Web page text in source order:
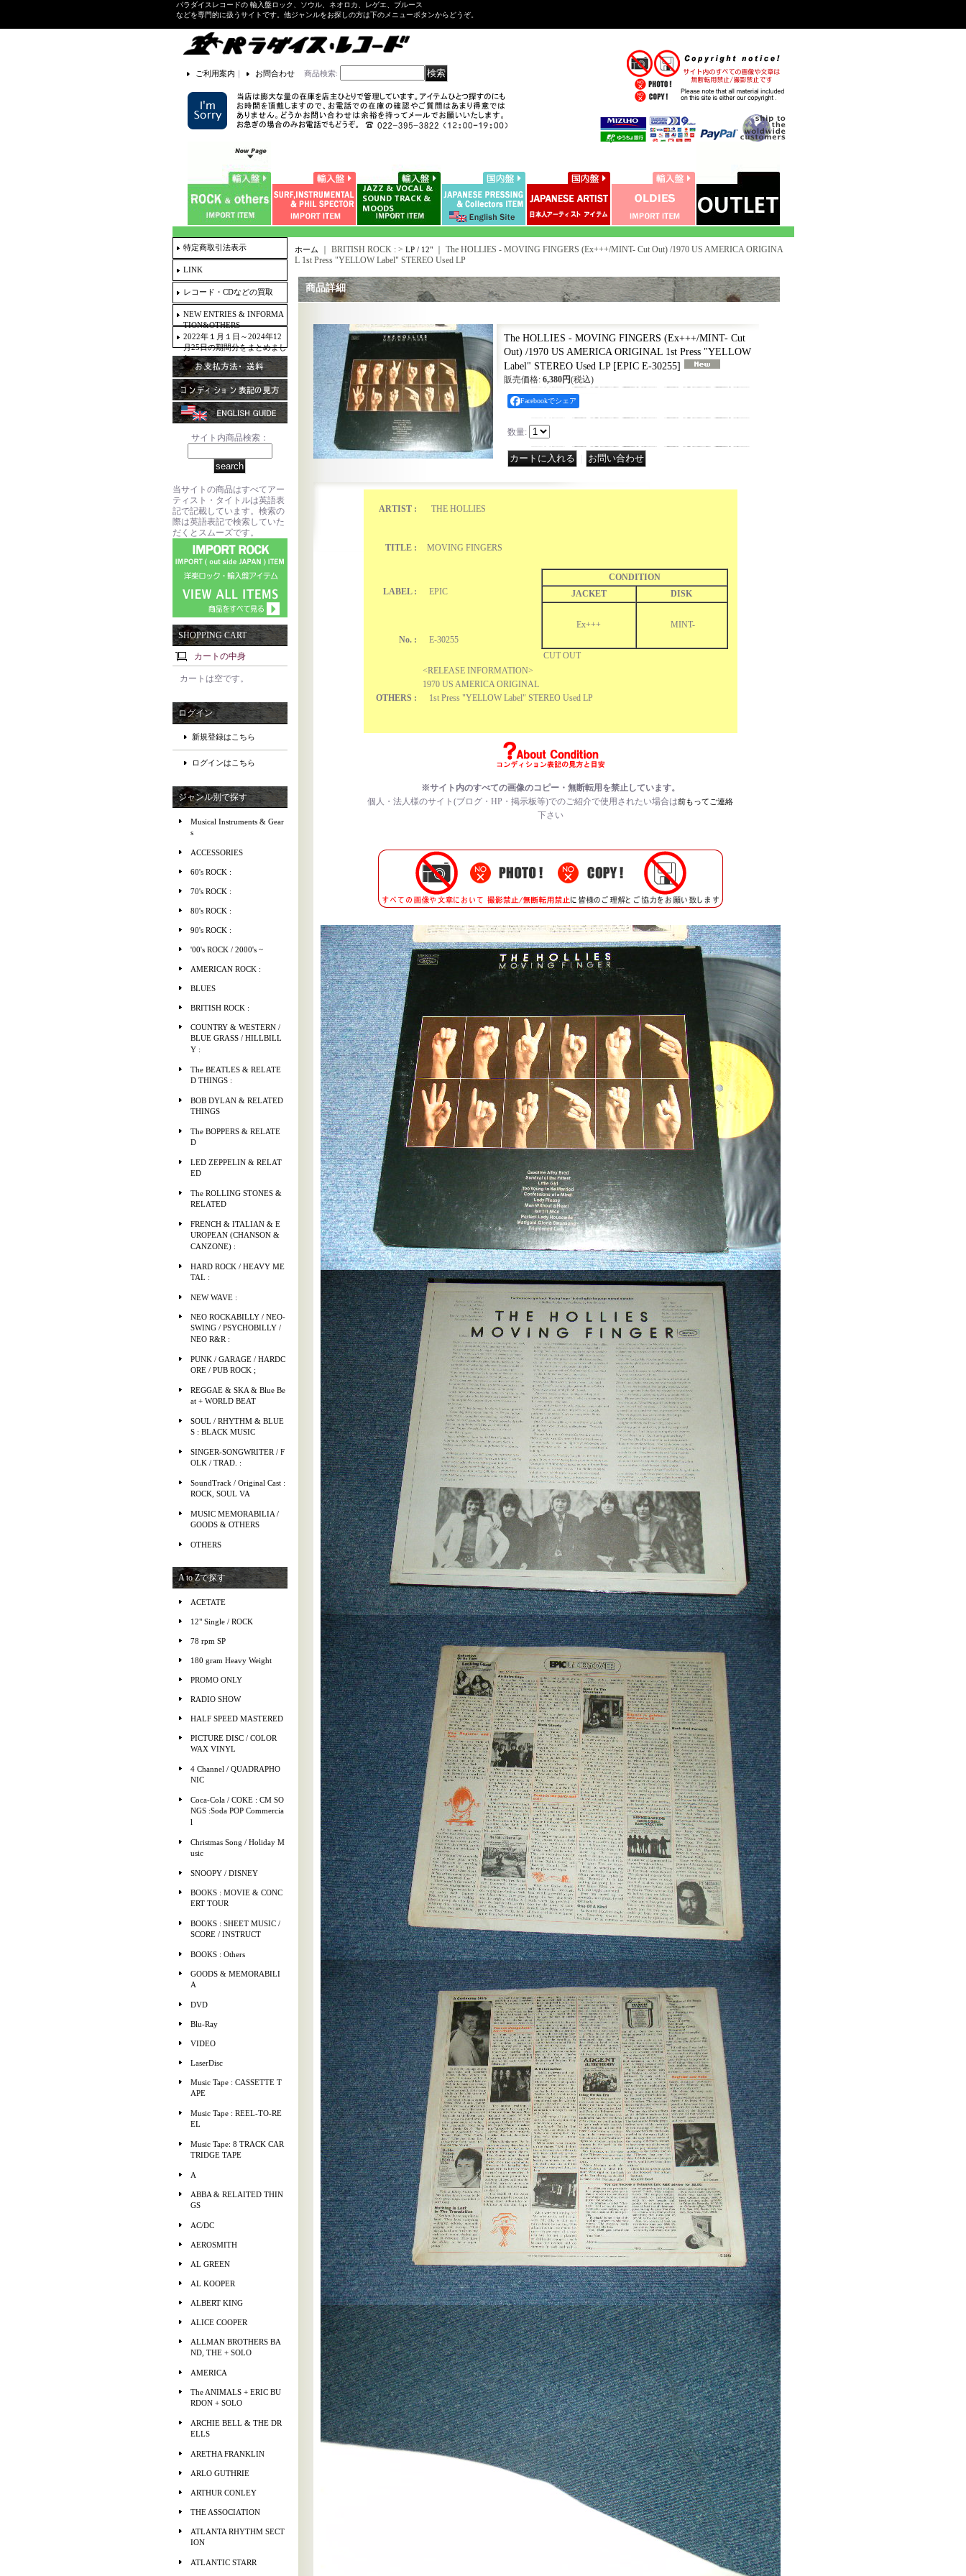
パラダイスレコードの 輸入盤ロック、ソウル、ネオロカ、レゲエ、ブルース
などを専門的に扱うサイトです。他ジャンルをお探しの方は下のメニューボタンからどうぞ。
ご利用案内 ｜ お問合わせ 商品検索:
特定商取引法表示
LINK
レコード・CDなどの買取
NEW ENTRIES & INFORMA
TION&OTHERS
2022年１月１日～2024年12
月25日の期間分をまとめまし
た。
サイト内商品検索：
当サイトの商品はすべてアー
ティスト・タイトルは英語表
記で記載しています。検索の
際は英語表記で検索していた
だくとスムーズです。
SHOPPING CART
カートの中身
カートは空です。
ログイン
新規登録はこちら
ログインはこちら
ジャンル別で探す
Musical Instruments & Gear
s
ACCESSORIES
60's ROCK :
70's ROCK :
80's ROCK :
90's ROCK :
'00's ROCK / 2000's ~
AMERICAN ROCK :
BLUES
BRITISH ROCK :
COUNTRY & WESTERN /
BLUE GRASS / HILLBILL
Y :
The BEATLES & RELATE
D THINGS :
BOB DYLAN & RELATED
THINGS
The BOPPERS & RELATE
D
LED ZEPPELIN & RELAT
ED
The ROLLING STONES &
RELATED
FRENCH & ITALIAN & E
UROPEAN (CHANSON &
CANZONE) :
HARD ROCK / HEAVY ME
TAL :
NEW WAVE :
NEO ROCKABILLY / NEO-
SWING / PSYCHOBILLY /
NEO R&R :
PUNK / GARAGE / HARDC
ORE / PUB ROCK ;
REGGAE & SKA & Blue Be
at + WORLD BEAT
SOUL / RHYTHM & BLUE
S : BLACK MUSIC
SINGER-SONGWRITER / F
OLK / TRAD. :
SoundTrack / Original Cast :
ROCK, SOUL VA
MUSIC MEMORABILIA /
GOODS & OTHERS
OTHERS
A to Zで探す
ACETATE
12" Single / ROCK
78 rpm SP
180 gram Heavy Weight
PROMO ONLY
RADIO SHOW
HALF SPEED MASTERED
PICTURE DISC / COLOR
WAX VINYL
4 Channel / QUADRAPHO
NIC
Coca-Cola / COKE : CM SO
NGS :Soda POP Commercia
l
Christmas Song / Holiday M
usic
SNOOPY / DISNEY
BOOKS : MOVIE & CONC
ERT TOUR
BOOKS : SHEET MUSIC /
SCORE / INSTRUCT
BOOKS : Others
GOODS & MEMORABILI
A
DVD
Blu-Ray
VIDEO
LaserDisc
Music Tape : CASSETTE T
APE
Music Tape : REEL-TO-RE
EL
Music Tape: 8 TRACK CAR
TRIDGE TAPE
A
ABBA & RELAITED THIN
GS
AC/DC
AEROSMITH
AL GREEN
AL KOOPER
ALBERT KING
ALICE COOPER
ALLMAN BROTHERS BA
ND, THE + SOLO
AMERICA
The ANIMALS + ERIC BU
RDON + SOLO
ARCHIE BELL & THE DR
ELLS
ARETHA FRANKLIN
ARLO GUTHRIE
ARTHUR CONLEY
THE ASSOCIATION
ATLANTA RHYTHM SECT
ION
ATLANTIC STARR
ホーム ｜ BRITISH ROCK : > LP / 12"｜ The HOLLIES - MOVING FINGERS (Ex+++/MINT- Cut Out) /1970 US AMERICA ORIGINA
L 1st Press "YELLOW Label" STEREO Used LP
商品詳細
The HOLLIES - MOVING FINGERS (Ex+++/MINT- Cut
Out) /1970 US AMERICA ORIGINAL 1st Press "YELLOW
Label" STEREO Used LP [EPIC E-30255]
販売価格: 6,380円(税込)
Facebookでシェア
数量:
ARTIST : THE HOLLIES
TITLE : MOVING FINGERS
LABEL : EPIC
CONDITION
JACKET
DISK
Ex+++ MINT-
CUT OUT
No. : E-30255
OTHERS :
<RELEASE INFORMATION>
1970 US AMERICA ORIGINAL
1st Press "YELLOW Label" STEREO Used LP
※サイト内のすべての画像のコピー・無断転用を禁止しています。
個人・法人様のサイト(ブログ・HP・掲示板等)でのご紹介で使用されたい場合は前もってご連絡
下さい